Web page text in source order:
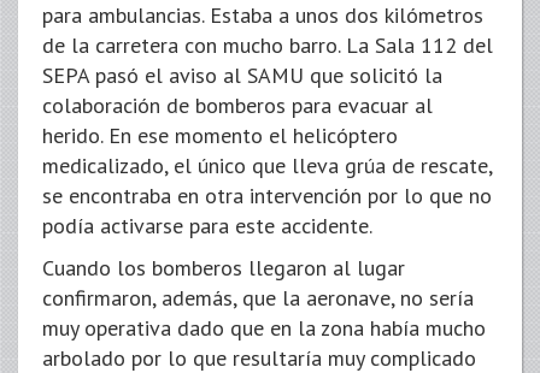
para ambulancias. Estaba a unos dos kilómetros
de la carretera con mucho barro. La Sala 112 del
SEPA pasó el aviso al SAMU que solicitó la
colaboración de bomberos para evacuar al
herido. En ese momento el helicóptero
medicalizado, el único que lleva grúa de rescate,
se encontraba en otra intervención por lo que no
podía activarse para este accidente.
Cuando los bomberos llegaron al lugar
confirmaron, además, que la aeronave, no sería
muy operativa dado que en la zona había mucho
arbolado por lo que resultaría muy complicado